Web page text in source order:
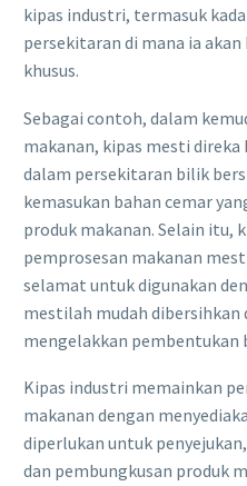
kipas industri, termasuk
persekitaran di mana ia
khusus.
Sebagai contoh, dalam
makanan, kipas mesti
dalam persekitaran bilik
kemasukan bahan cemar
produk makanan. Selain itu,
pemprosesan makanan
selamat untuk digunakan
mestilah mudah dibersihkan
mengelakkan pembentukan
Kipas industri memainkan
makanan dengan
diperlukan untuk
dan pembungkusan produk